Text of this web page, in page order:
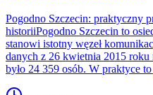
Pogodno Szczecin: praktyczny
historiiPogodno Szczecin to
stanowi istotny węzeł
danych z 26 kwietnia 2015 roku
było 24 359 osób. W praktyce